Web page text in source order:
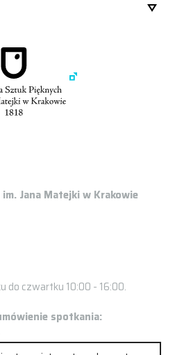
Jana Matejki w Krakowie
do czwartku 10:00 - 16:00.
spotkania: